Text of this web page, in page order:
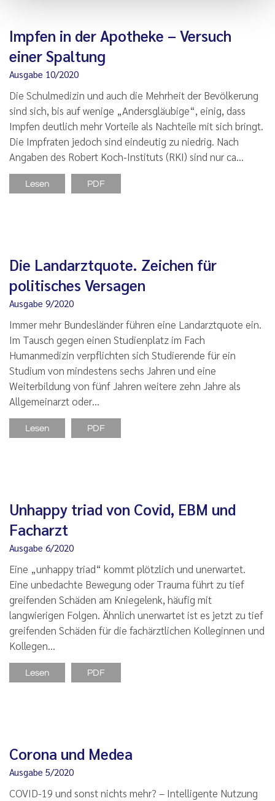
Impfen in der Apotheke – Versuch
einer Spaltung
Ausgabe 10/2020
Die Schulmedizin und auch die Mehrheit der Bevölkerung
sind sich, bis auf wenige „Andersgläubige“, einig, dass
Impfen deutlich mehr Vorteile als Nachteile mit sich bringt.
Die Impfraten jedoch sind eindeutig zu niedrig. Nach
Angaben des Robert Koch-Instituts (RKI) sind nur ca…
Lesen PDF
Die Landarztquote. Zeichen für
politisches Versagen
Ausgabe 9/2020
Immer mehr Bundesländer führen eine Landarztquote ein.
Im Tausch gegen einen Studienplatz im Fach
Humanmedizin verpflichten sich Studierende für ein
Studium von mindestens sechs Jahren und eine
Weiterbildung von fünf Jahren weitere zehn Jahre als
Allgemeinarzt oder…
Lesen PDF
Unhappy triad von Covid, EBM und
Facharzt
Ausgabe 6/2020
Eine „unhappy triad“ kommt plötzlich und unerwartet.
Eine unbedachte Bewegung oder Trauma führt zu tief
greifenden Schäden am Kniegelenk, häufig mit
langwierigen Folgen. Ähnlich unerwartet ist es jetzt zu tief
greifenden Schäden für die fachärztlichen Kolleginnen und
Kollegen…
Lesen PDF
Corona und Medea
Ausgabe 5/2020
COVID-19 und sonst nichts mehr? – Intelligente Nutzung